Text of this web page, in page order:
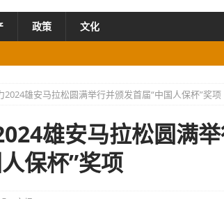
政策 文化
业
2024雄安马拉松圆满举行并颁发首届“中国人保杯”奖项
雄安马拉松圆满
保杯”奖项